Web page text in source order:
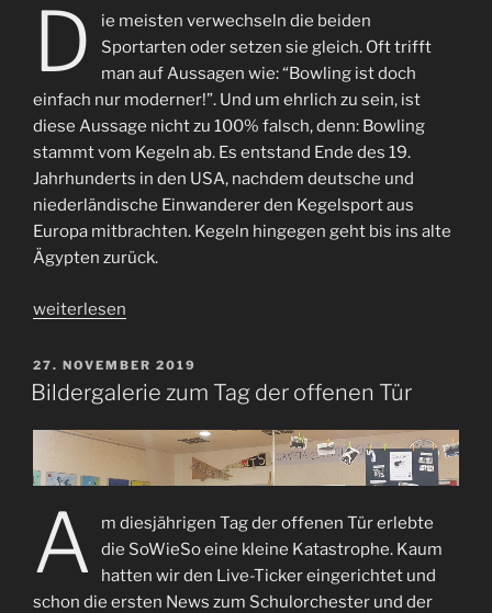
D
ie meisten verwechseln die beiden
Sportarten oder setzen sie gleich. Oft trifft
man auf Aussagen wie: “Bowling ist doch
einfach nur moderner!”. Und um ehrlich zu sein, ist
diese Aussage nicht zu 100% falsch, denn: Bowling
stammt vom Kegeln ab. Es entstand Ende des 19.
Jahrhunderts in den USA, nachdem deutsche und
niederländische Einwanderer den Kegelsport aus
Europa mitbrachten. Kegeln hingegen geht bis ins alte
Ägypten zurück.
„Kegeln
Bowling“
weiterlesen
VERÖFFENTLICHT
AM
27. NOVEMBER 2019
Bildergalerie zum Tag der offenen Tür
A
m diesjährigen Tag der offenen Tür erlebte
die SoWieSo eine kleine Katastrophe. Kaum
hatten wir den Live-Ticker eingerichtet und
schon die ersten News zum Schulorchester und der